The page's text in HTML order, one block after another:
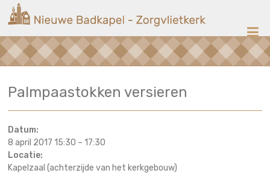
naar
inhoud
Nieuwe
Badkapel
op
Palmpaastokken versieren
Datum:
8 april 2017 15:30 –17:30
Locatie:
Kapelzaal (achterzijde van het kerkgebouw)